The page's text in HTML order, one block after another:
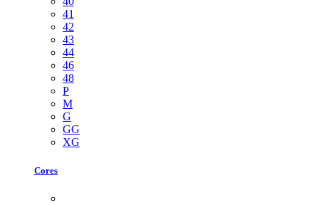
41
42
43
44
46
48
P
M
G
GG
XG
Cores